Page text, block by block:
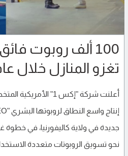
100 ألف روبوت
تغزو المنازل خلال
أعلنت شركة "إكس 1"
جديدة في ولاية كاليفورنيا، في خطوة
نحو تسويق الروبوتات متعددة